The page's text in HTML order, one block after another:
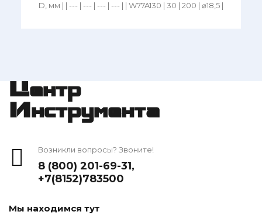
D, мм | | --- | --- | --- | --- | | W77A130 | 30 | 200 | ⌀18,5 |
Центр
Инструмента
Возникли вопросы? Звоните!
8 (800) 201-69-31,
+7(8152)783500
Мы находимся тут